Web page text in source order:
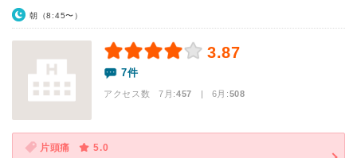
朝（8:45〜）
3.87
7件
アクセス数 7月:457 | 6月:508
片頭痛
5.0